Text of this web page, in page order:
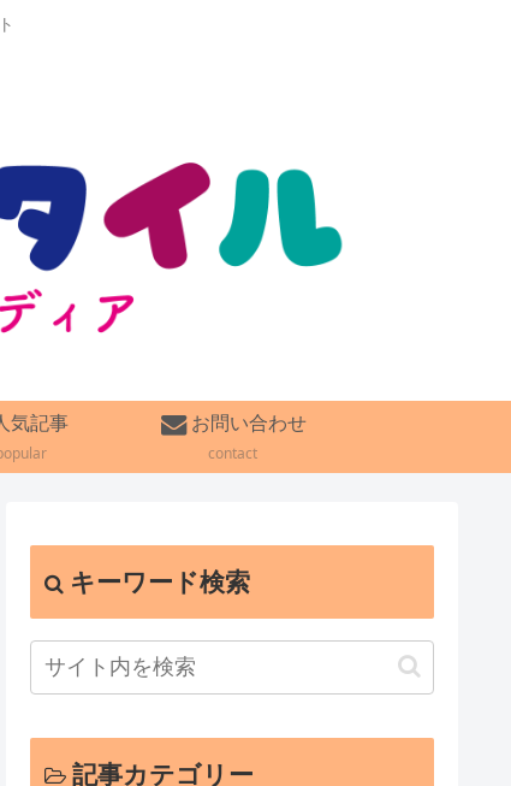
気記事
お問い合わせ
contact
キーワード検索
記事カテゴリー